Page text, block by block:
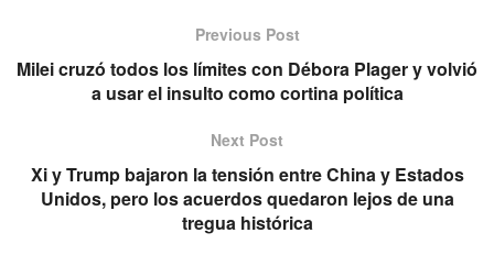
Previous Post
Milei cruzó todos los límites con Débora Plager y volvió
a usar el insulto como cortina política
Next Post
Xi y Trump bajaron la tensión entre China y Estados
Unidos, pero los acuerdos quedaron lejos de una
tregua histórica